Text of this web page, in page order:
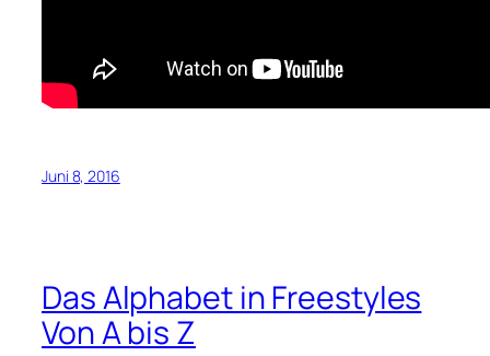
Juni 8, 2016
Das Alphabet in Freestyles
Von A bis Z